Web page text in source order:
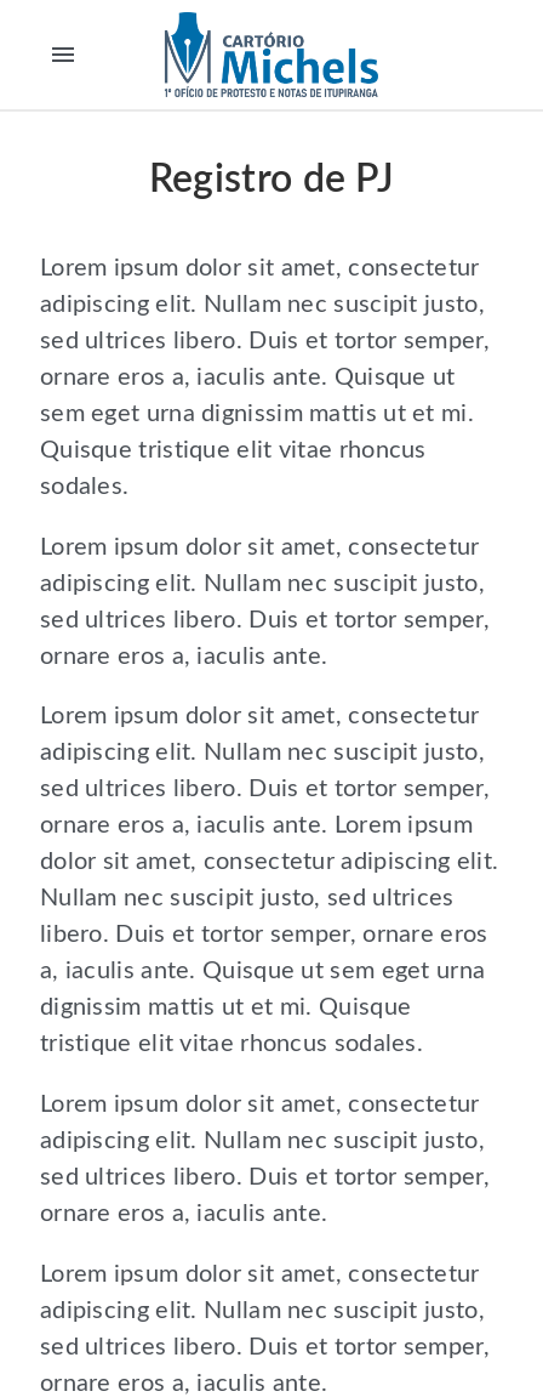
menu
Registro de PJ
Lorem ipsum dolor sit amet, consectetur
adipiscing elit. Nullam nec suscipit justo,
sed ultrices libero. Duis et tortor semper,
ornare eros a, iaculis ante. Quisque ut
sem eget urna dignissim mattis ut et mi.
Quisque tristique elit vitae rhoncus
sodales.
Lorem ipsum dolor sit amet, consectetur
adipiscing elit. Nullam nec suscipit justo,
sed ultrices libero. Duis et tortor semper,
ornare eros a, iaculis ante.
Lorem ipsum dolor sit amet, consectetur
adipiscing elit. Nullam nec suscipit justo,
sed ultrices libero. Duis et tortor semper,
ornare eros a, iaculis ante. Lorem ipsum
dolor sit amet, consectetur adipiscing elit.
Nullam nec suscipit justo, sed ultrices
libero. Duis et tortor semper, ornare eros
a, iaculis ante. Quisque ut sem eget urna
dignissim mattis ut et mi. Quisque
tristique elit vitae rhoncus sodales.
Lorem ipsum dolor sit amet, consectetur
adipiscing elit. Nullam nec suscipit justo,
sed ultrices libero. Duis et tortor semper,
ornare eros a, iaculis ante.
Lorem ipsum dolor sit amet, consectetur
adipiscing elit. Nullam nec suscipit justo,
sed ultrices libero. Duis et tortor semper,
ornare eros a, iaculis ante.